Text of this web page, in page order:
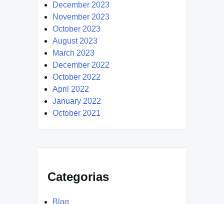
December 2023
November 2023
October 2023
August 2023
March 2023
December 2022
October 2022
April 2022
January 2022
October 2021
Categorias
Blog